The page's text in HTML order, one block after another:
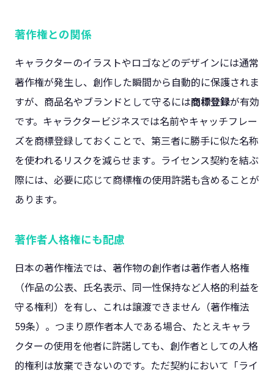
著作権との関係
キャラクターのイラストやロゴなどのデザインには通常
著作権が発生し、創作した瞬間から自動的に保護されま
すが、商品名やブランドとして守るには商標登録が有効
です。キャラクタービジネスでは名前やキャッチフレー
ズを商標登録しておくことで、第三者に勝手に似た名称
を使われるリスクを減らせます​。ライセンス契約を結ぶ
際には、必要に応じて商標権の使用許諾も含めることが
あります。
著作者人格権にも配慮
日本の著作権法では、著作物の創作者は著作者人格権
（作品の公表、氏名表示、同一性保持など人格的利益を
守る権利）を有し、これは譲渡できません（著作権法
59条）​。つまり原作者本人である場合、たとえキャラ
クターの使用を他者に許諾しても、創作者としての人格
的権利は放棄できないのです。ただ契約において「ライ